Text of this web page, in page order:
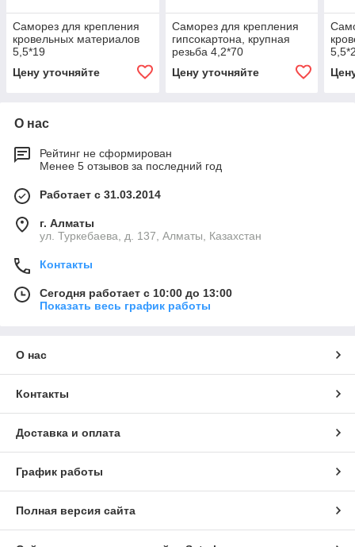
Саморез для крепления
кровельных материалов
5,5*19
Цену уточняйте
Саморез для крепления
гипсокартона, крупная
резьба 4,2*70
Цену уточняйте
О нас
Рейтинг не сформирован
Менее 5 отзывов за последний год
Работает с 31.03.2014
г. Алматы
ул. Туркебаева, д. 137, Алматы, Казахстан
Контакты
Сегодня работает с 10:00 до 13:00
Показать весь график работы
О нас
Контакты
Доставка и оплата
График работы
Полная версия сайта